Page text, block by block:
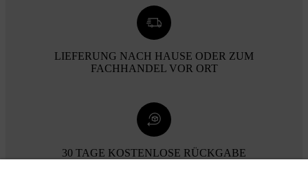
LIEFERUNG NACH HAUSE ODER ZUM
FACHHANDEL VOR ORT
30 TAGE KOSTENLOSE RÜCKGABE